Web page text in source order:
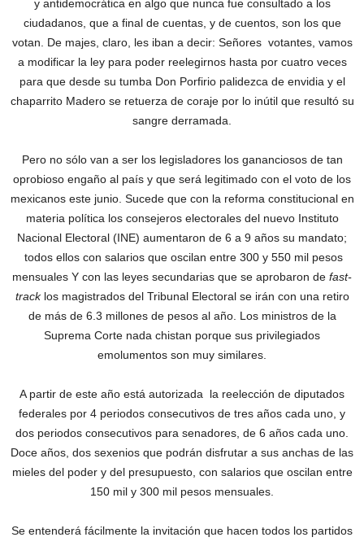
y antidemocrática en algo que nunca fue consultado a los
ciudadanos, que a final de cuentas, y de cuentos, son los que
votan. De majes, claro, les iban a decir: Señores votantes, vamos
a modificar la ley para poder reelegirnos hasta por cuatro veces
para que desde su tumba Don Porfirio palidezca de envidia y el
chaparrito Madero se retuerza de coraje por lo inútil que resultó su
sangre derramada.
Pero no sólo van a ser los legisladores los gananciosos de tan
oprobioso engaño al país y que será legitimado con el voto de los
mexicanos este junio. Sucede que con la reforma constitucional en
materia política los consejeros electorales del nuevo Instituto
Nacional Electoral (INE) aumentaron de 6 a 9 años su mandato;
todos ellos con salarios que oscilan entre 300 y 550 mil pesos
mensuales Y con las leyes secundarias que se aprobaron de fast-
tracklos magistrados del Tribunal Electoral se irán con una retiro
de más de 6.3 millones de pesos al año. Los ministros de la
Suprema Corte nada chistan porque sus privilegiados
emolumentos son muy similares.
A partir de este año está autorizada la reelección de diputados
federales por 4 periodos consecutivos de tres años cada uno, y
dos periodos consecutivos para senadores, de 6 años cada uno.
Doce años, dos sexenios que podrán disfrutar a sus anchas de las
mieles del poder y del presupuesto, con salarios que oscilan entre
150 mil y 300 mil pesos mensuales.
Se entenderá fácilmente la invitación que hacen todos los partidos